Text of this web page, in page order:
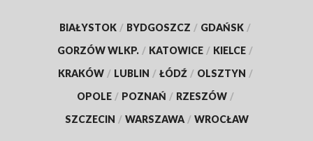
BIAŁYSTOK / BYDGOSZCZ / GDAŃSK /
GORZÓW WLKP. / KATOWICE / KIELCE /
KRAKÓW / LUBLIN / ŁÓDŹ / OLSZTYN /
OPOLE / POZNAŃ / RZESZÓW /
SZCZECIN / WARSZAWA / WROCŁAW